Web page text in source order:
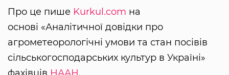
Про це пише Kurkul.com на
основі «Аналітичної довідки про
агрометеорологічні умови та стан посівів
сільськогосподарських культур в Україні»